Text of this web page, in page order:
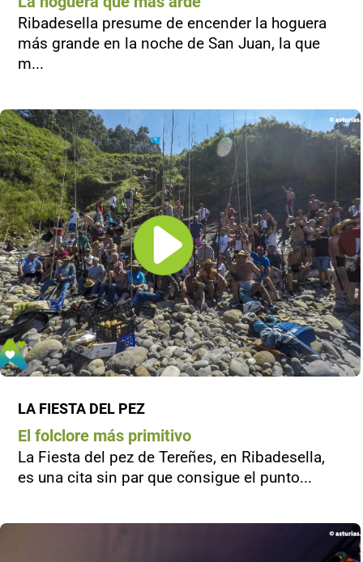
Ribadesella presume de encender la hoguera
más grande en la noche de San Juan, la que
m...
LA FIESTA DEL PEZ
El folclore más primitivo
La Fiesta del pez de Tereñes, en Ribadesella,
es una cita sin par que consigue el punto...